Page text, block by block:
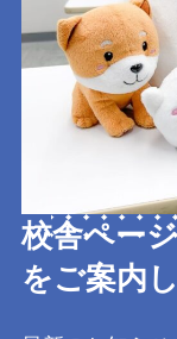
校舎ペー
をご案内